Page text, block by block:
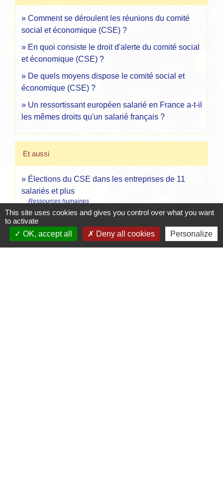
Comment se déroulent les réunions du comité
social et économique (CSE) ?
En quoi consiste le droit d'alerte du comité social
et économique (CSE) ?
De quels moyens dispose le comité social et
économique (CSE) ?
Un ressortissant européen salarié en France a-t-il
les mêmes droits qu'un salarié français ?
Et aussi
Élections du CSE dans les entreprises de 11
salariés et plus
Ressources humaines
Signaler une erreur sur cette page
This site uses cookies and gives you control over what you want
to activate
OK, accept all
Deny all cookies Personalize